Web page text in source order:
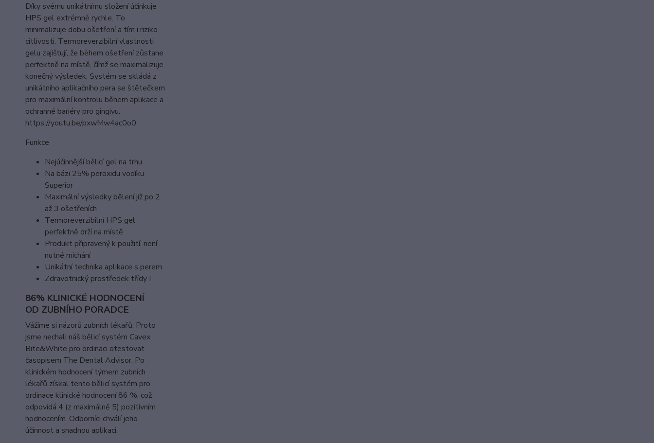
Díky svému unikátnímu složení účinkuje
HPS gel extrémně rychle. To
minimalizuje dobu ošetření a tím i riziko
citlivosti. Termoreverzibilní vlastnosti
gelu zajišťují, že během ošetření zůstane
perfektně na místě, čímž se maximalizuje
konečný výsledek. Systém se skládá z
unikátního aplikačního pera se štětečkem
pro maximální kontrolu během aplikace a
ochranné bariéry pro gingivu.
https://youtu.be/pxwMw4ac0o0
Funkce
Nejúčinnější bělicí gel na trhu
Na bázi 25% peroxidu vodíku
Superior
Maximální výsledky bělení již po 2
až 3 ošetřeních
Termoreverzibilní HPS gel
perfektně drží na místě
Produkt připravený k použití, není
nutné míchání
Unikátní technika aplikace s perem
Zdravotnický prostředek třídy I
86% KLINICKÉ HODNOCENÍ
OD ZUBNÍHO PORADCE
Vážíme si názorů zubních lékařů. Proto
jsme nechali náš bělicí systém Cavex
Bite&White pro ordinaci otestovat
časopisem The Dental Advisor. Po
klinickém hodnocení týmem zubních
lékařů získal tento bělicí systém pro
ordinace klinické hodnocení 86 %, což
odpovídá 4 (z maximálně 5) pozitivním
hodnocením. Odborníci chválí jeho
účinnost a snadnou aplikaci.